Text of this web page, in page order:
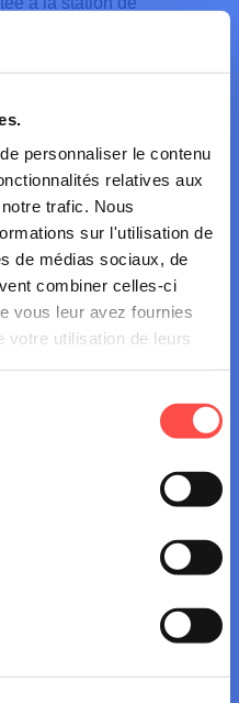
personnaliser le contenu
relatives aux
trafic. Nous
sur l'utilisation de
de médias sociaux, de
combiner celles-ci
vous leur avez fournies
votre utilisation de leurs
utilisée pour le
du réseau électrique et